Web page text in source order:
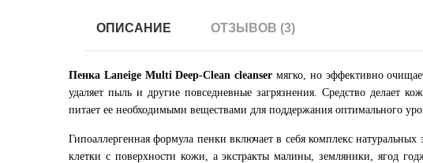
ОПИСАНИЕ ОТЗЫВОВ (3)
Пенка Laneige Multi Deep-Clean cleanser мягко, но эффективно
удаляет пыль и другие повседневные загрязнения. Средство делает
питает ее необходимыми веществами для поддержания оптимального
Гипоаллергенная формула пенки включает в себя комплекс
клетки с поверхности кожи, а экстракты малины, земляники, ягод